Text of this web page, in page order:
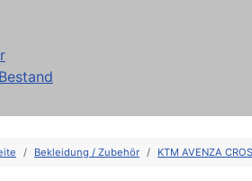
Bekleidung / Zubehör KTM AVENZA